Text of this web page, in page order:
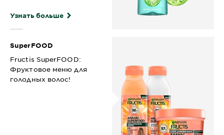
Узнать больше
SuperFOOD
Fructis SuperFOOD:
Фруктовое меню для
голодных волос!